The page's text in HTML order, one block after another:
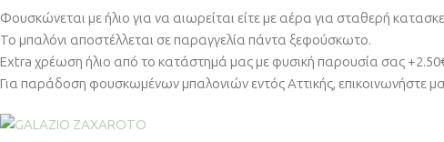
Φουσκώνεται με ήλιο για να αιωρείται είτε με αέρα για σταθερή
Το μπαλόνι αποστέλλεται σε παραγγελία πάντα ξεφούσκωτο.
Extra χρέωση ήλιο από το κατάστημά μας με φυσική παρουσία σας
Για παράδοση φουσκωμένων μπαλονιών εντός Αττικής, επικοινωνήστε